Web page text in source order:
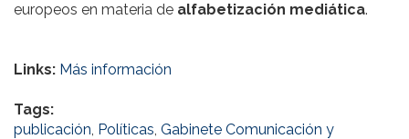
europeos en materia de alfabetización mediática.
Links: Más información
Tags:
publicación, Políticas, Gabinete Comunicación y